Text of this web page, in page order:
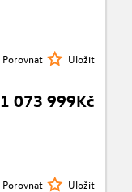
Porovnat Uložit
1 073 999Kč
Porovnat Uložit